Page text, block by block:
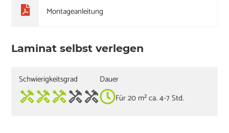
Montageanleitung
Laminat selbst verlegen
Schwierigkeitsgrad
Dauer
Für 20 m² ca. 4-7 Std.